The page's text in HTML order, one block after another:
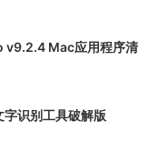
Mac应用程序清
识别工具破解版